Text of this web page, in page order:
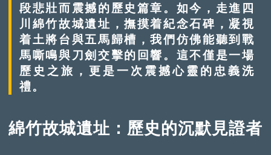
段悲壯而震撼的歷史篇章。如今，走進四
川綿竹故城遺址，撫摸着紀念石碑，凝視
着土將台與五馬歸槽，我們仿佛能聽到戰
馬嘶鳴與刀劍交擊的回響。這不僅是一場
歷史之旅，更是一次震撼心靈的忠義洗
禮。
綿竹故城遺址：歷史的沉默見證者